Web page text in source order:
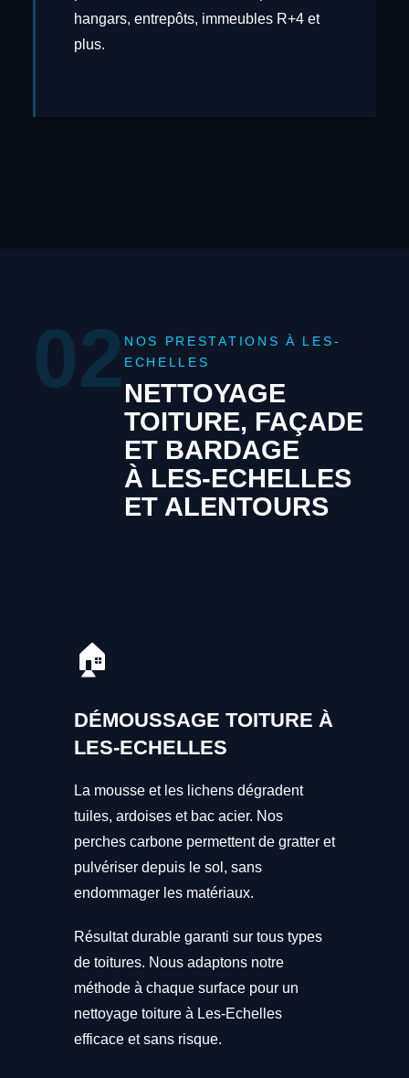
hangars, entrepôts, immeubles R+4 et
plus.
02 NOS PRESTATIONS À LES-
ECHELLES
NETTOYAGE
TOITURE, FAÇADE
ET BARDAGE
À LES-ECHELLES
ET ALENTOURS
🏠
DÉMOUSSAGE TOITURE À
LES-ECHELLES
La mousse et les lichens dégradent
tuiles, ardoises et bac acier. Nos
perches carbone permettent de gratter et
pulvériser depuis le sol, sans
endommager les matériaux.
Résultat durable garanti sur tous types
de toitures. Nous adaptons notre
méthode à chaque surface pour un
nettoyage toiture à Les-Echelles
efficace et sans risque.